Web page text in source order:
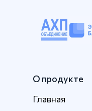
О продукте
Главная